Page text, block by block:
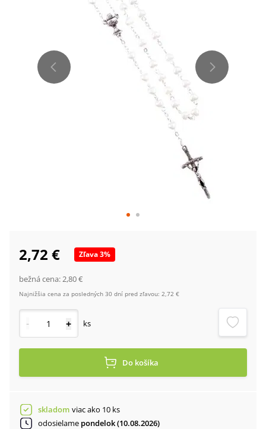
2,72 € Zľava3%
bežná cena:2,80 €
Najnižšia cena za posledných 30 dní pred zľavou: 2,72 €
- + ks
Do košíka
skladom viac ako 10 ks
odosielame pondelok (10.08.2026)